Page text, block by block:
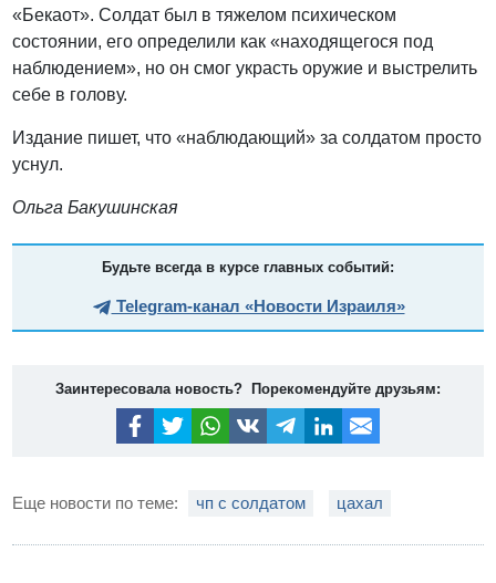
«Бекаот». Солдат был в тяжелом психическом
состоянии, его определили как «находящегося под
наблюдением», но он смог украсть оружие и выстрелить
себе в голову.
Издание пишет, что «наблюдающий» за солдатом просто
уснул.
Ольга Бакушинская
Будьте всегда в курсе главных событий:
Telegram-канал «Новости Израиля»
Заинтересовала новость? Порекомендуйте друзьям:
Еще новости по теме: чп с солдатом цахал